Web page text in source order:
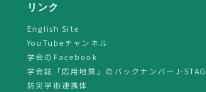
リンク
English Site
YouTubeチャンネル
学会のFacebook
学会誌「応用地質」のバックナンバーJ-
防災学術連携体